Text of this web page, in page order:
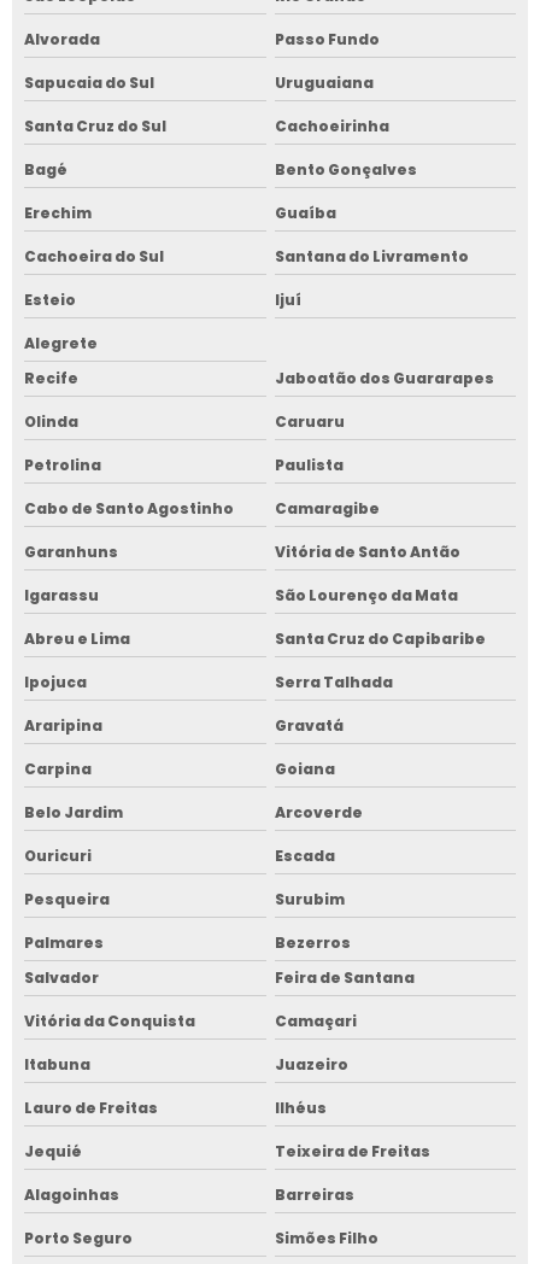
Alvorada Passo Fundo
Sapucaia do Sul Uruguaiana
Santa Cruz do Sul Cachoeirinha
Bagé Bento Gonçalves
Erechim Guaíba
Cachoeira do Sul Santana do Livramento
Esteio Ijuí
Alegrete
Recife
Jaboatão dos Guararapes
Olinda Caruaru
Petrolina Paulista
Cabo de Santo Agostinho Camaragibe
Garanhuns Vitória de Santo Antão
Igarassu São Lourenço da Mata
Abreu e Lima Santa Cruz do Capibaribe
Ipojuca Serra Talhada
Araripina Gravatá
Carpina Goiana
Belo Jardim Arcoverde
Ouricuri Escada
Pesqueira Surubim
Palmares
Bezerros
Salvador
Feira de Santana
Vitória da Conquista Camaçari
Itabuna Juazeiro
Lauro de Freitas Ilhéus
Jequié Teixeira de Freitas
Alagoinhas Barreiras
Porto Seguro Simões Filho